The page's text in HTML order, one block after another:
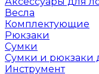
Весла
Комплектующие
Рюкзаки
Сумки
Сумки и рюкзаки
Инструмент